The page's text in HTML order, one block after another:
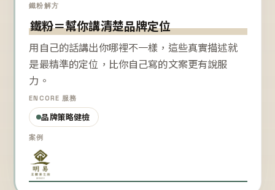
鐵粉解方
鐵粉＝幫你講清楚品牌定位
用自己的話講出你哪裡不一樣，這些真實描述就
是最精準的定位，比你自己寫的文案更有說服
力。
ENCORE 服務
品牌策略健檢
案例